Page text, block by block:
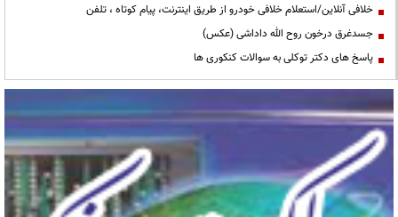
خلافی آنلاین/استعلام خلافی خودرو از طریق اینترنت، پیام کوتاه ، تلفن
جسدغرق درخون روح الله داداشی (عکس)
پاسخ های دکتر توکلی به سوالات کنکوری ها